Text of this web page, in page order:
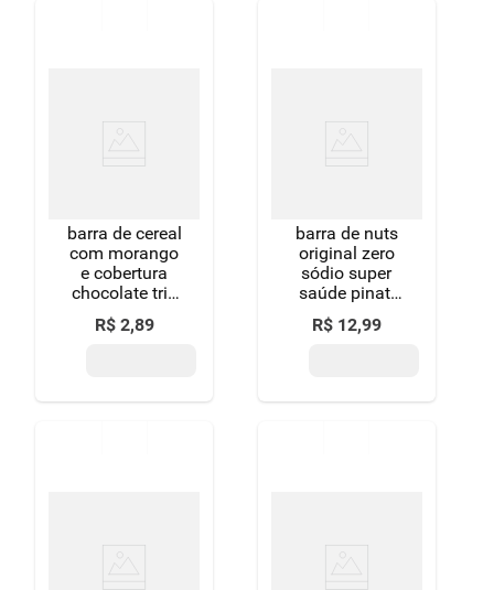
barra de cereal
com morango
e cobertura
chocolate trio
pacote 20g
R$ 2,89
barra de nuts
original zero
sódio super
saúde pinati
pacote 120g
leve 4 pague 3
R$ 12,99